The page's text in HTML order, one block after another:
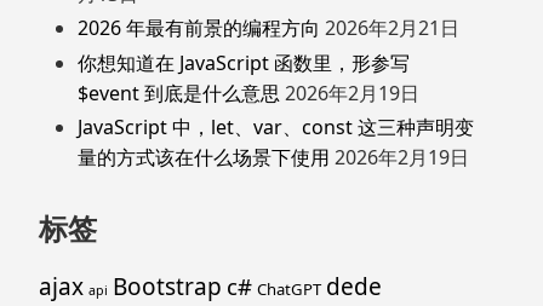
2026 年最有前景的编程方向 2026年2月21日
你想知道在 JavaScript 函数里，形参写
$event 到底是什么意思 2026年2月19日
JavaScript 中，let、var、const 这三种声明变
量的方式该在什么场景下使用 2026年2月19日
标签
ajax api Bootstrap c# ChatGPT dede